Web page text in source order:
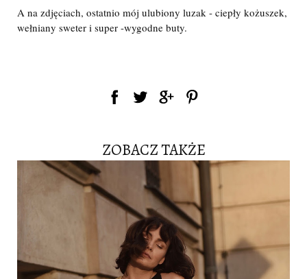
A na zdjęciach, ostatnio mój ulubiony luzak - ciepły kożuszek,
wełniany sweter i super -wygodne buty.
ZOBACZ TAKŻE